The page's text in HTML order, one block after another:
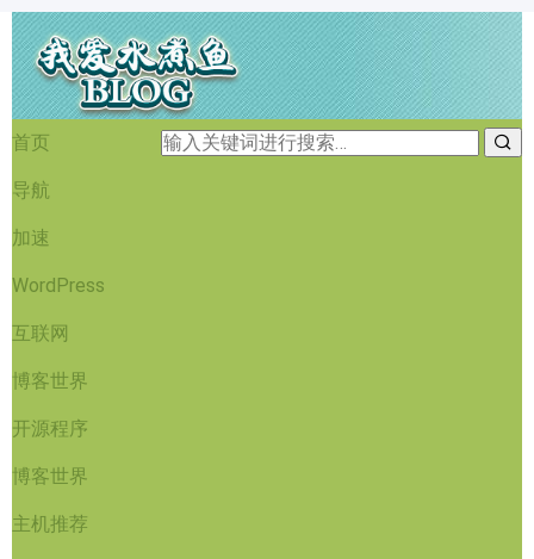
首页
导航
加速
WordPress
互联网
博客世界
开源程序
博客世界
主机推荐